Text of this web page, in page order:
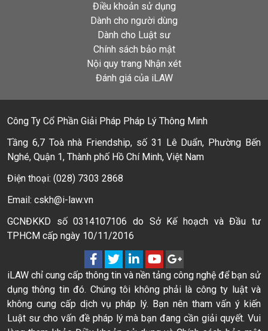
Điều khoản sử dụng
Dành cho người dùng
Dành cho Luật sư
Chính sách bảo mật
Nội quy trang Nhận xét
Đánh giá của iLAW
Công Ty Cổ Phần Giải Pháp Pháp Lý Thông Minh
Tầng 6,7 Toà nhà Friendship, số 31 Lê Duẩn, Phường Bến
Nghé, Quận 1, Thành phố Hồ Chí Minh, Việt Nam
Điện thoại: (028) 7303 2868
Email: cskh@i-law.vn
GCNĐKKD số 0314107106 do Sở Kế hoạch và Đầu tư
TPHCM cấp ngày 10/11/2016
iLAW chỉ cung cấp thông tin và nền tảng công nghệ để bạn sử
dụng thông tin đó. Chúng tôi không phải là công ty luật và
không cung cấp dịch vụ pháp lý. Bạn nên tham vấn ý kiến
Luật sư cho vấn đề pháp lý mà bạn đang cần giải quyết. Vui